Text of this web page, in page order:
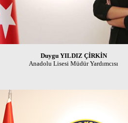
Duygu YILDIZ ÇİRKİN
Anadolu Lisesi Müdür Yardımcısı